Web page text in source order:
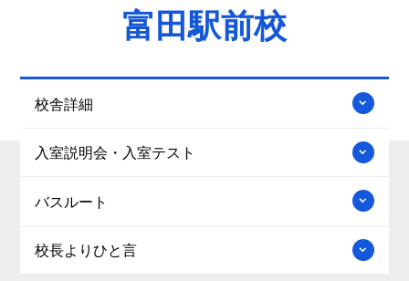
富田駅前校
校舎詳細
入室説明会・入室テスト
バスルート
校長よりひと言